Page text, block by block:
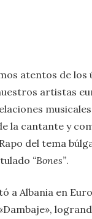
atentos de los
artistas
la cantante y
del tema
“Bones”.
a Albania en